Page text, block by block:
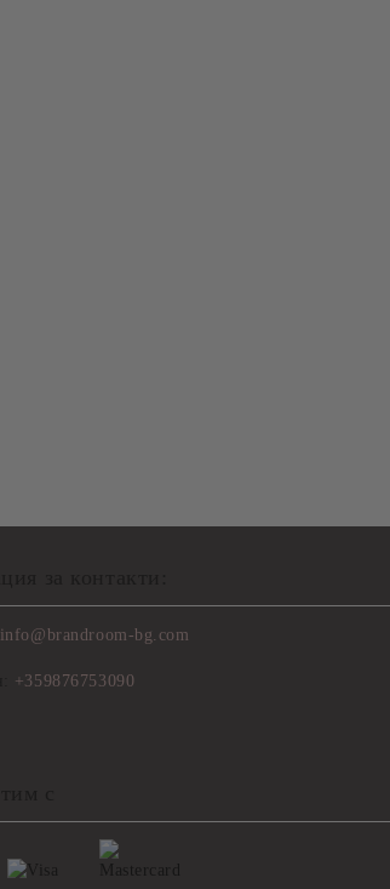
info@brandroom-bg.com
+359876753090